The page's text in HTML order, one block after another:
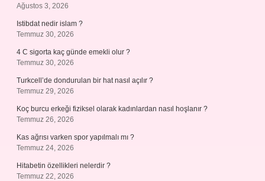
Ağustos 3, 2026
Istibdat nedir islam ?
Temmuz 30, 2026
4 C sigorta kaç günde emekli olur ?
Temmuz 30, 2026
Turkcell’de dondurulan bir hat nasıl açılır ?
Temmuz 29, 2026
Koç burcu erkeği fiziksel olarak kadınlardan nasıl hoşlanır ?
Temmuz 26, 2026
Kas ağrısı varken spor yapılmalı mı ?
Temmuz 24, 2026
Hitabetin özellikleri nelerdir ?
Temmuz 22, 2026